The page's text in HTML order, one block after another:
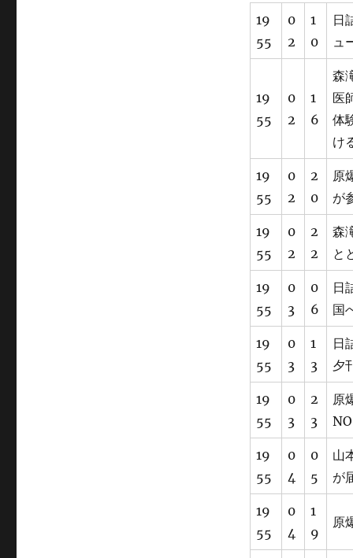
19
55
0
2
1
0
日
ュ
19
55
0
2
1
6
森
医
体
け
19
55
0
2
2
0
原
が
19
55
0
2
2
2
森
と
19
55
0
3
0
6
日
国
19
55
0
3
1
3
日
夕
19
55
0
3
2
3
原
19
55
0
4
0
5
山
が
19
55
0
4
1
9
原